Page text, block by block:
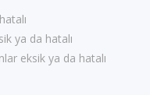
ya da hatalı
eksik ya da hatalı